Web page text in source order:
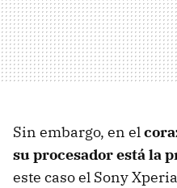
Sin embargo, en el
su procesador está la
este caso el Sony